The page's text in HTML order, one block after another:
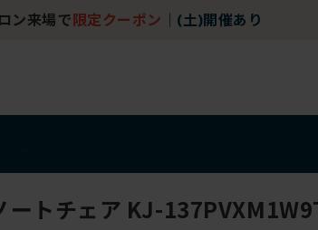
ン来場で 限定クーポン (土)開催あり
ートチェア KJ-